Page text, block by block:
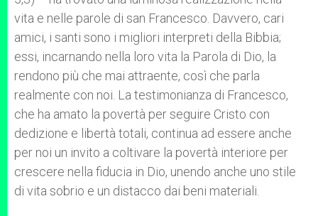
vita e nelle parole di san Francesco. Davvero, cari
amici, i santi sono i migliori interpreti della Bibbia;
essi, incarnando nella loro vita la Parola di Dio, la
rendono più che mai attraente, così che parla
realmente con noi. La testimonianza di Francesco,
che ha amato la povertà per seguire Cristo con
dedizione e libertà totali, continua ad essere anche
per noi un invito a coltivare la povertà interiore per
crescere nella fiducia in Dio, unendo anche uno stile
di vita sobrio e un distacco dai beni materiali.